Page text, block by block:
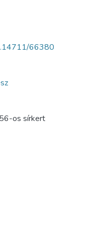
66380
os sírkert